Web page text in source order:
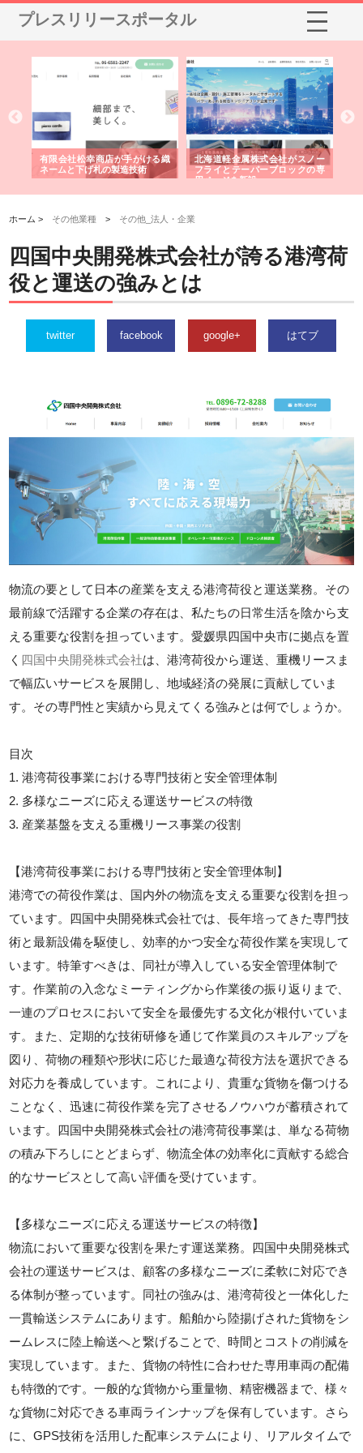
プレスリリースポータル
株式会社耕文社が品川で実現す
る販促物製作から配送までワン
ストップ対応
株式会社ナカモトがホテルや店
舗の内装改修で選ばれ続ける理
由
ホーム > その他業種 > その他_法人・企業
四国中央開発株式会社が誇る港湾荷
役と運送の強みとは
twitter facebook google+ はてブ
物流の要として日本の産業を支える港湾荷役と運送業務。その
最前線で活躍する企業の存在は、私たちの日常生活を陰から支
える重要な役割を担っています。愛媛県四国中央市に拠点を置
く 四国中央開発株式会社は、港湾荷役から運送、重機リースま
で幅広いサービスを展開し、地域経済の発展に貢献していま
す。その専門性と実績から見えてくる強みとは何でしょうか。
目次
1. 港湾荷役事業における専門技術と安全管理体制
2. 多様なニーズに応える運送サービスの特徴
3. 産業基盤を支える重機リース事業の役割
【港湾荷役事業における専門技術と安全管理体制】
港湾での荷役作業は、国内外の物流を支える重要な役割を担っ
ています。四国中央開発株式会社では、長年培ってきた専門技
術と最新設備を駆使し、効率的かつ安全な荷役作業を実現して
います。特筆すべきは、同社が導入している安全管理体制で
す。作業前の入念なミーティングから作業後の振り返りまで、
一連のプロセスにおいて安全を最優先する文化が根付いていま
す。また、定期的な技術研修を通じて作業員のスキルアップを
図り、荷物の種類や形状に応じた最適な荷役方法を選択できる
対応力を養成しています。これにより、貴重な貨物を傷つける
ことなく、迅速に荷役作業を完了させるノウハウが蓄積されて
います。四国中央開発株式会社の港湾荷役事業は、単なる荷物
の積み下ろしにとどまらず、物流全体の効率化に貢献する総合
的なサービスとして高い評価を受けています。
【多様なニーズに応える運送サービスの特徴】
物流において重要な役割を果たす運送業務。四国中央開発株式
会社の運送サービスは、顧客の多様なニーズに柔軟に対応でき
る体制が整っています。同社の強みは、港湾荷役と一体化した
一貫輸送システムにあります。船舶から陸揚げされた貨物をシ
ームレスに陸上輸送へと繋げることで、時間とコストの削減を
実現しています。また、貨物の特性に合わせた専用車両の配備
も特徴的です。一般的な貨物から重量物、精密機器まで、様々
な貨物に対応できる車両ラインナップを保有しています。さら
に、GPS技術を活用した配車システムにより、リアルタイムで